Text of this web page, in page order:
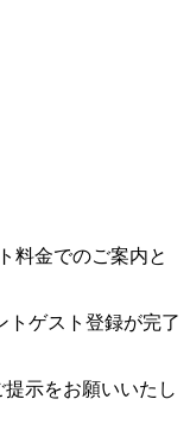
料金でのご案内と
ゲスト登録が完了
示をお願いいたし